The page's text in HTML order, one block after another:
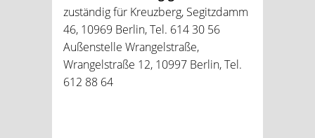
zuständig für Kreuzberg, Segitzdamm
46, 10969 Berlin, Tel. 614 30 56
Außenstelle Wrangelstraße,
Wrangelstraße 12, 10997 Berlin, Tel.
612 88 64